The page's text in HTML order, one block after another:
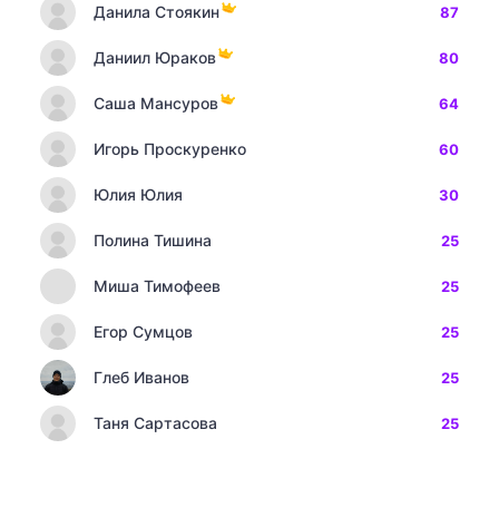
Данила Стоякин 87
Даниил Юраков 80
Саша Мансуров 64
Игорь Проскуренко 60
Юлия Юлия 30
Полина Тишина 25
Миша Тимофеев 25
Егор Сумцов 25
Глеб Иванов 25
Таня Сартасова 25